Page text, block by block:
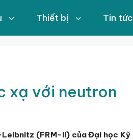
Thiết bị Tin tức
xạ với neutron
(FRM-II) của Đại học Kỹ